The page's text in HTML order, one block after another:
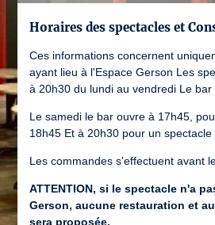
Horaires des spectacles et
Ces informations concernent
ayant lieu à l'Espace Gerson Les
à 20h30 du lundi au vendredi Le bar
Le samedi le bar ouvre à 17h45,
18h45 Et à 20h30 pour un
Les commandes s'effectuent avant
ATTENTION, si le spectacle n'a
Gerson, aucune restauration et
sera proposée.